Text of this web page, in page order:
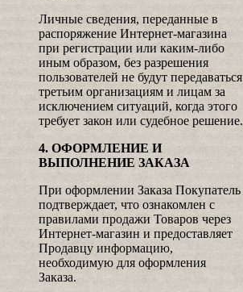
Личные сведения, переданные в
распоряжение Интернет-магазина
при регистрации или каким-либо
иным образом, без разрешения
пользователей не будут передаваться
третьим организациям и лицам за
исключением ситуаций, когда этого
требует закон или судебное решение.
4. ОФОРМЛЕНИЕ И
ВЫПОЛНЕНИЕ ЗАКАЗА
При оформлении Заказа Покупатель
подтверждает, что ознакомлен с
правилами продажи Товаров через
Интернет-магазин и предоставляет
Продавцу информацию,
необходимую для оформления
Заказа.